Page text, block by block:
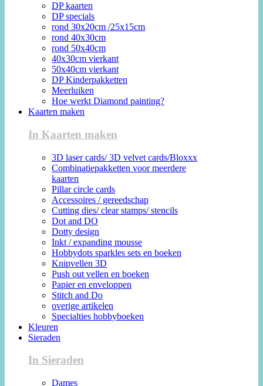
DP kaarten
DP specials
rond 30x20cm /25x15cm
rond 40x30cm
rond 50x40cm
40x30cm vierkant
50x40cm vierkant
DP Kinderpakketten
Meerluiken
Hoe werkt Diamond painting?
Kaarten maken
In Kaarten maken
3D laser cards/ 3D velvet cards/Bloxxx
Combinatiepakketten voor meerdere
kaarten
Pillar circle cards
Accessoires / gereedschap
Cutting dies/ clear stamps/ stencils
Dot and DO
Dotty design
Inkt / expanding mousse
Hobbydots sparkles sets en boeken
Knipvellen 3D
Push out vellen en boeken
Papier en enveloppen
Stitch and Do
overige artikelen
Specialties hobbyboeken
Kleuren
Sieraden
In Sieraden
Dames